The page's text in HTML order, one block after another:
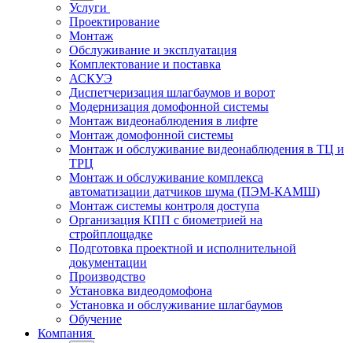
Услуги
Проектирование
Монтаж
Обслуживание и эксплуатация
Комплектование и поставка
АСКУЭ
Диспетчеризация шлагбаумов и ворот
Модернизация домофонной системы
Монтаж видеонаблюдения в лифте
Монтаж домофонной системы
Монтаж и обслуживание видеонаблюдения в ТЦ и
ТРЦ
Монтаж и обслуживание комплекса
автоматизации датчиков шума (ПЭМ-КАМШ)
Монтаж системы контроля доступа
Организация КПП с биометрией на
стройплощадке
Подготовка проектной и исполнительной
документации
Производство
Установка видеодомофона
Установка и обслуживание шлагбаумов
Обучение
Компания